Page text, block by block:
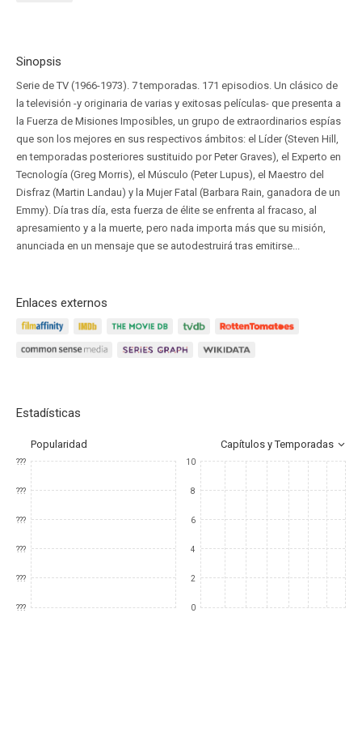
Sinopsis
Serie de TV (1966-1973). 7 temporadas. 171 episodios. Un clásico de
la televisión -y originaria de varias y exitosas películas- que presenta a
la Fuerza de Misiones Imposibles, un grupo de extraordinarios espías
que son los mejores en sus respectivos ámbitos: el Líder (Steven Hill,
en temporadas posteriores sustituido por Peter Graves), el Experto en
Tecnología (Greg Morris), el Músculo (Peter Lupus), el Maestro del
Disfraz (Martin Landau) y la Mujer Fatal (Barbara Rain, ganadora de un
Emmy). Día tras día, esta fuerza de élite se enfrenta al fracaso, al
apresamiento y a la muerte, pero nada importa más que su misión,
anunciada en un mensaje que se autodestruirá tras emitirse...
Enlaces externos
Estadísticas
Popularidad Capítulos y Temporadas
???
???
???
???
???
???
10
8
6
4
2
0